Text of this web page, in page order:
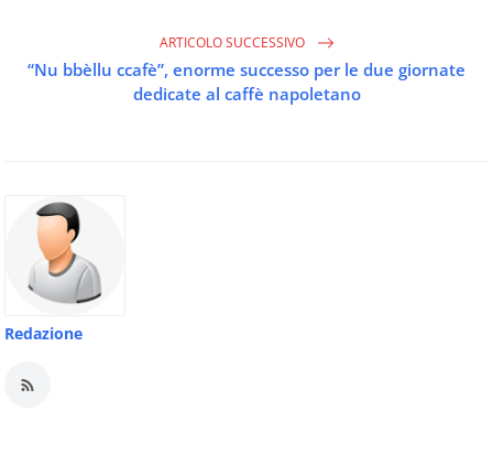
ARTICOLO SUCCESSIVO
“Nu bbèllu ccafè”, enorme successo per le due giornate
dedicate al caffè napoletano
Redazione